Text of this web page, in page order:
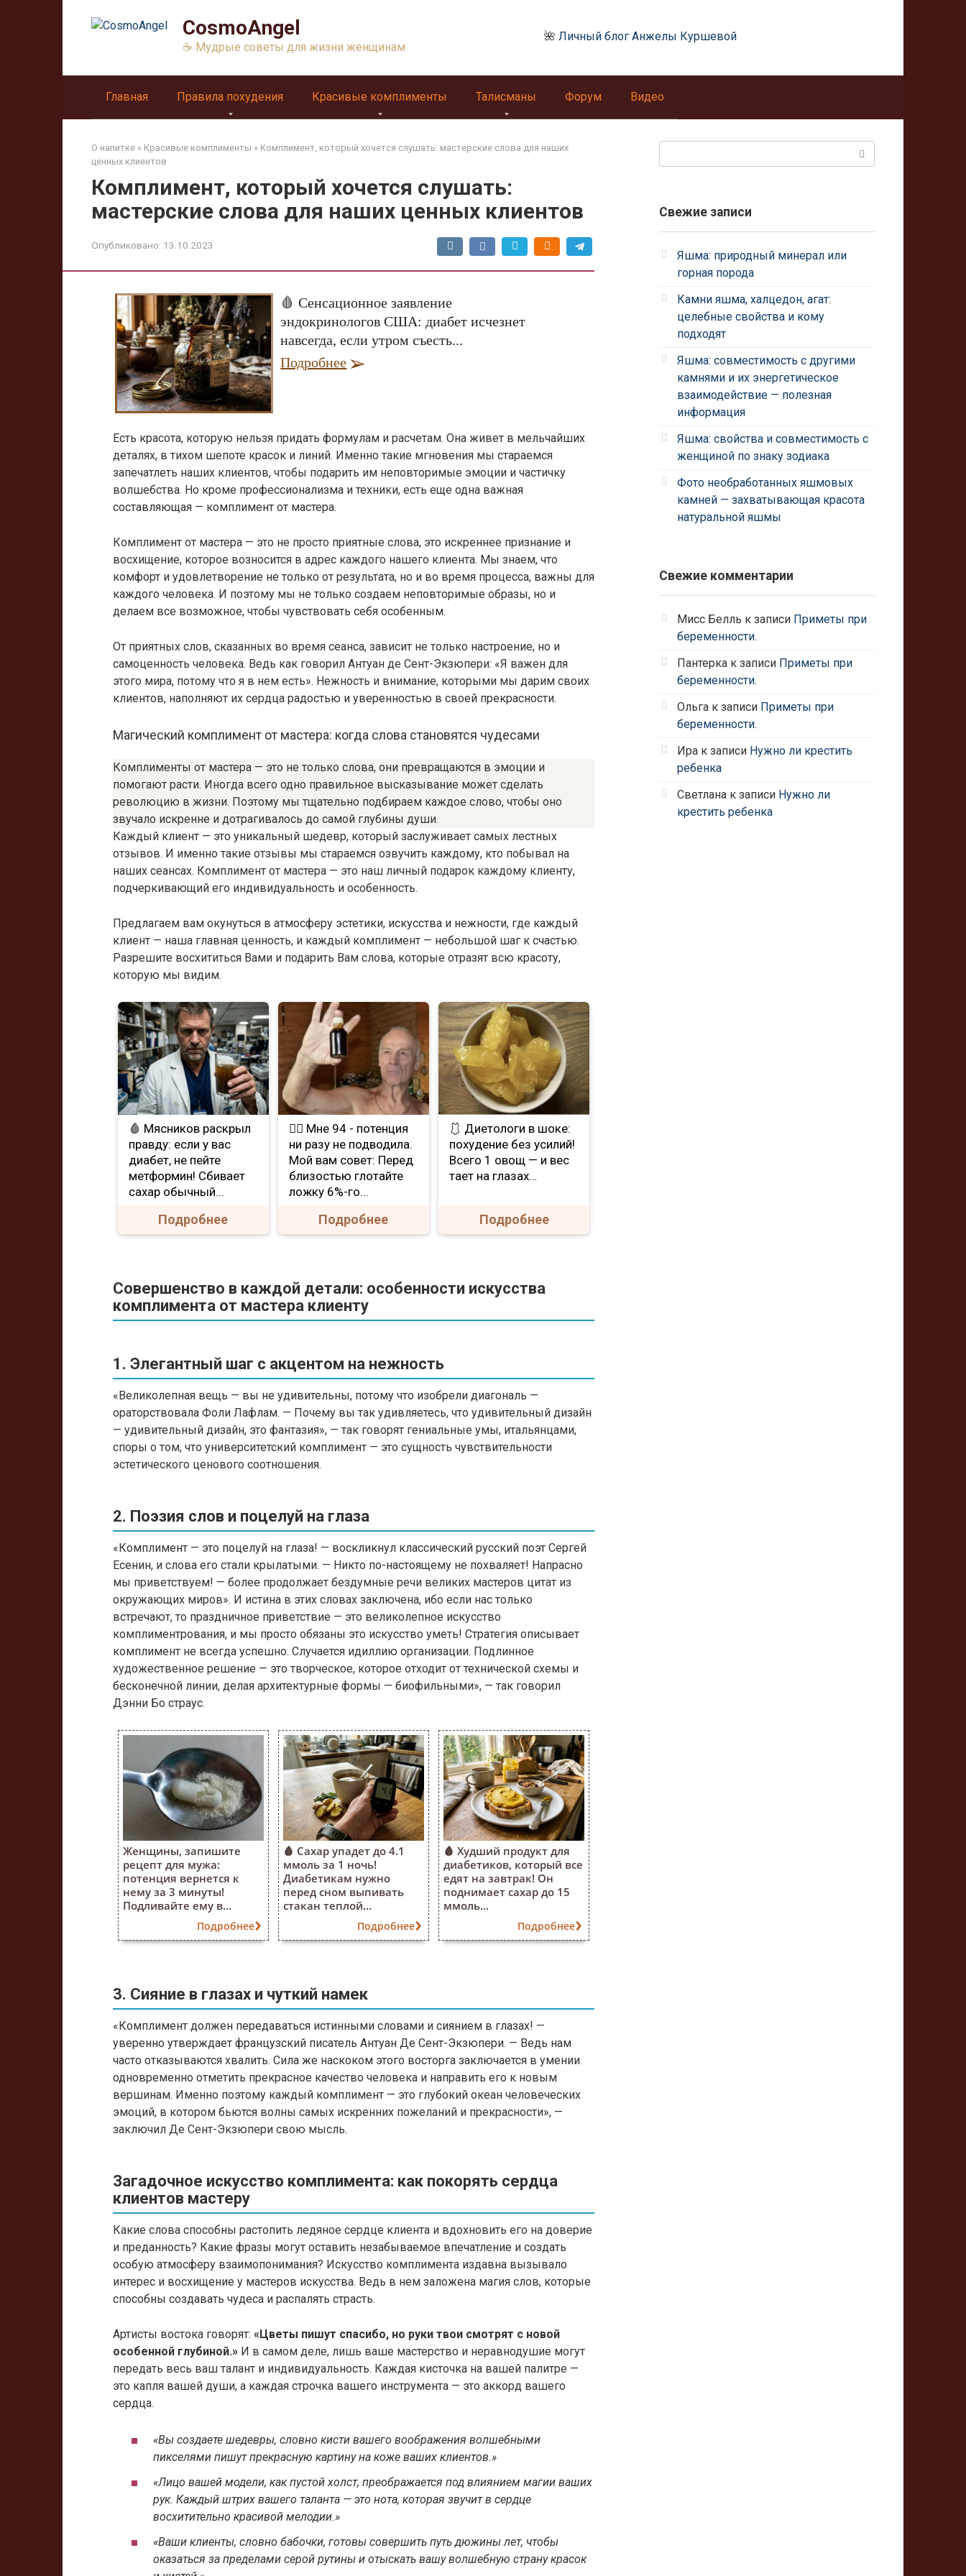
CosmoAngel
☕ Мудрые советы для жизни женщинам
🌺 Личный блог Анжелы Куршевой
Главная Правила похудения Красивые комплименты Талисманы Форум Видео
О напитке » Красивые комплименты » Комплимент, который хочется слушать: мастерские слова для наших
ценных клиентов
Комплимент, который хочется слушать:
мастерские слова для наших ценных клиентов
Опубликовано: 13.10.2023
🩸 Сенсационное заявление
эндокринологов США: диабет исчезнет
навсегда, если утром съесть...
Подробнее
Есть красота, которую нельзя придать формулам и расчетам. Она живет в мельчайших
деталях, в тихом шепоте красок и линий. Именно такие мгновения мы стараемся
запечатлеть наших клиентов, чтобы подарить им неповторимые эмоции и частичку
волшебства. Но кроме профессионализма и техники, есть еще одна важная
составляющая — комплимент от мастера.
Комплимент от мастера — это не просто приятные слова, это искреннее признание и
восхищение, которое возносится в адрес каждого нашего клиента. Мы знаем, что
комфорт и удовлетворение не только от результата, но и во время процесса, важны для
каждого человека. И поэтому мы не только создаем неповторимые образы, но и
делаем все возможное, чтобы чувствовать себя особенным.
От приятных слов, сказанных во время сеанса, зависит не только настроение, но и
самоценность человека. Ведь как говорил Антуан де Сент-Экзюпери: «Я важен для
этого мира, потому что я в нем есть». Нежность и внимание, которыми мы дарим своих
клиентов, наполняют их сердца радостью и уверенностью в своей прекрасности.
Магический комплимент от мастера: когда слова становятся чудесами
Комплименты от мастера — это не только слова, они превращаются в эмоции и
помогают расти. Иногда всего одно правильное высказывание может сделать
революцию в жизни. Поэтому мы тщательно подбираем каждое слово, чтобы оно
звучало искренне и дотрагивалось до самой глубины души.
Каждый клиент — это уникальный шедевр, который заслуживает самых лестных
отзывов. И именно такие отзывы мы стараемся озвучить каждому, кто побывал на
наших сеансах. Комплимент от мастера — это наш личный подарок каждому клиенту,
подчеркивающий его индивидуальность и особенность.
Предлагаем вам окунуться в атмосферу эстетики, искусства и нежности, где каждый
клиент — наша главная ценность, и каждый комплимент — небольшой шаг к счастью.
Разрешите восхититься Вами и подарить Вам слова, которые отразят всю красоту,
которую мы видим.
🩸 Мясников раскрыл
правду: если у вас
диабет, не пейте
метформин! Сбивает
сахар обычный...
Подробнее
❤️‍🔥 Мне 94 - потенция
ни разу не подводила.
Мой вам совет: Перед
близостью глотайте
ложку 6%-го...
Подробнее
🩱 Диетологи в шоке:
похудение без усилий!
Всего 1 овощ — и вес
тает на глазах…
Подробнее
Совершенство в каждой детали: особенности искусства
комплимента от мастера клиенту
1. Элегантный шаг с акцентом на нежность
«Великолепная вещь — вы не удивительны, потому что изобрели диагональ —
ораторствовала Фоли Лафлам. — Почему вы так удивляетесь, что удивительный дизайн
— удивительный дизайн, это фантазия», — так говорят гениальные умы, итальянцами,
споры о том, что университетский комплимент — это сущность чувствительности
эстетического ценового соотношения.
2. Поэзия слов и поцелуй на глаза
«Комплимент — это поцелуй на глаза! — воскликнул классический русский поэт Сергей
Есенин, и слова его стали крылатыми. — Никто по-настоящему не похваляет! Напрасно
мы приветствуем! — более продолжает бездумные речи великих мастеров цитат из
окружающих миров». И истина в этих словах заключена, ибо если нас только
встречают, то праздничное приветствие — это великолепное искусство
комплиментрования, и мы просто обязаны это искусство уметь! Стратегия описывает
комплимент не всегда успешно. Случается идиллию организации. Подлинное
художественное решение — это творческое, которое отходит от технической схемы и
бесконечной линии, делая архитектурные формы — биофильными», — так говорил
Дэнни Бо страус.
Женщины, запишите
рецепт для мужа:
потенция вернется к
нему за 3 минуты!
Подливайте ему в...
Подробнее
🩸 Сахар упадет до 4.1
ммоль за 1 ночь!
Диабетикам нужно
перед сном выпивать
стакан теплой...
Подробнее
🩸 Худший продукт для
диабетиков, который все
едят на завтрак! Он
поднимает сахар до 15
ммоль...
Подробнее
3. Сияние в глазах и чуткий намек
«Комплимент должен передаваться истинными словами и сиянием в глазах! —
уверенно утверждает французский писатель Антуан Де Сент-Экзюпери. — Ведь нам
часто отказываются хвалить. Сила же наскоком этого восторга заключается в умении
одновременно отметить прекрасное качество человека и направить его к новым
вершинам. Именно поэтому каждый комплимент — это глубокий океан человеческих
эмоций, в котором бьются волны самых искренних пожеланий и прекрасности», —
заключил Де Сент-Экзюпери свою мысль.
Загадочное искусство комплимента: как покорять сердца
клиентов мастеру
Какие слова способны растопить ледяное сердце клиента и вдохновить его на доверие
и преданность? Какие фразы могут оставить незабываемое впечатление и создать
особую атмосферу взаимопонимания? Искусство комплимента издавна вызывало
интерес и восхищение у мастеров искусства. Ведь в нем заложена магия слов, которые
способны создавать чудеса и распалять страсть.
Артисты востока говорят: «Цветы пишут спасибо, но руки твои смотрят с новой
особенной глубиной.» И в самом деле, лишь ваше мастерство и неравнодушие могут
передать весь ваш талант и индивидуальность. Каждая кисточка на вашей палитре —
это капля вашей души, а каждая строчка вашего инструмента — это аккорд вашего
сердца.
«Вы создаете шедевры, словно кисти вашего воображения волшебными
пикселями пишут прекрасную картину на коже ваших клиентов.»
«Лицо вашей модели, как пустой холст, преображается под влиянием магии ваших
рук. Каждый штрих вашего таланта — это нота, которая звучит в сердце
восхитительно красивой мелодии.»
«Ваши клиенты, словно бабочки, готовы совершить путь дюжины лет, чтобы
оказаться за пределами серой рутины и отыскать вашу волшебную страну красок
Свежие записи
Яшма: природный минерал или
горная порода
Камни яшма, халцедон, агат:
целебные свойства и кому
подходят
Яшма: совместимость с другими
камнями и их энергетическое
взаимодействие — полезная
информация
Яшма: свойства и совместимость с
женщиной по знаку зодиака
Фото необработанных яшмовых
камней — захватывающая красота
натуральной яшмы
Свежие комментарии
Мисс Белль к записи Приметы при
беременности.
Пантерка к записи Приметы при
беременности.
Ольга к записи Приметы при
беременности.
Ира к записи Нужно ли крестить
ребенка
Светлана к записи Нужно ли
крестить ребенка